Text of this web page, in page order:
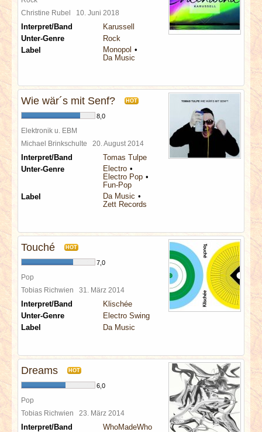
Christine Rubel 10. Juni 2018
Interpret/Band
Karussell
Unter-Genre
Rock
Label
Monopol
Da Music
Wie wär´s mit Senf? HOT
8,0
Elektronik u. EBM
Michael Brinkschulte 20. August 2014
Interpret/Band
Tomas Tulpe
Unter-Genre
Electro
Electro Pop
Fun-Pop
Label
Da Music
Zett Records
Touché HOT
7,0
Pop
Tobias Richwien 31. März 2014
Interpret/Band
Klischée
Unter-Genre
Electro Swing
Label
Da Music
Dreams HOT
6,0
Pop
Tobias Richwien 23. März 2014
Interpret/Band
WhoMadeWho